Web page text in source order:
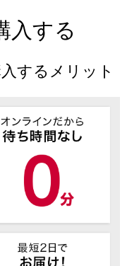
入する
するメリット